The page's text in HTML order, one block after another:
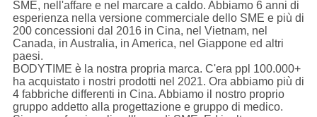
SME, nell'affare e nel marcare a caldo. Abbiamo 6 anni di
esperienza nella versione commerciale dello SME e più di
200 concessioni dal 2016 in Cina, nel Vietnam, nel
Canada, in Australia, in America, nel Giappone ed altri
paesi.
BODYTIME è la nostra propria marca. C'era ppl 100.000+
ha acquistato i nostri prodotti nel 2021. Ora abbiamo più di
4 fabbriche differenti in Cina. Abbiamo il nostro proprio
gruppo addetto alla progettazione e gruppo di medico.